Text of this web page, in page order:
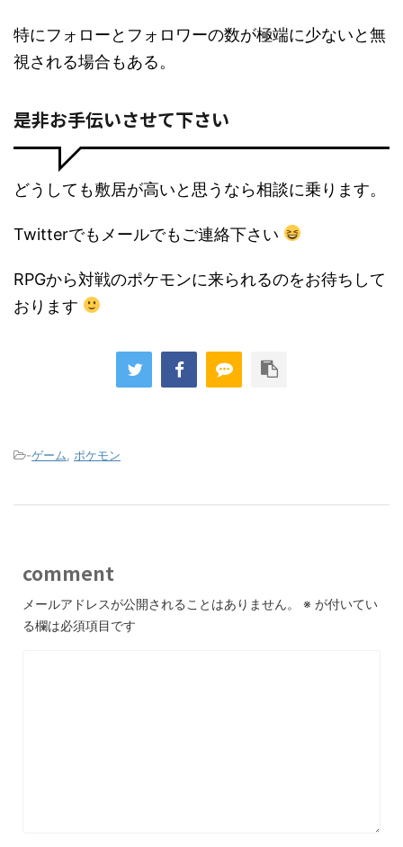
特にフォローとフォロワーの数が極端に少ないと無
視される場合もある。
是非お手伝いさせて下さい
どうしても敷居が高いと思うなら相談に乗ります。
Twitterでもメールでもご連絡下さい
RPGから対戦のポケモンに来られるのをお待ちして
おります
-ゲーム ポケモン
comment
メールアドレスが公開されることはありません。 ※ が付いてい
る欄は必須項目です